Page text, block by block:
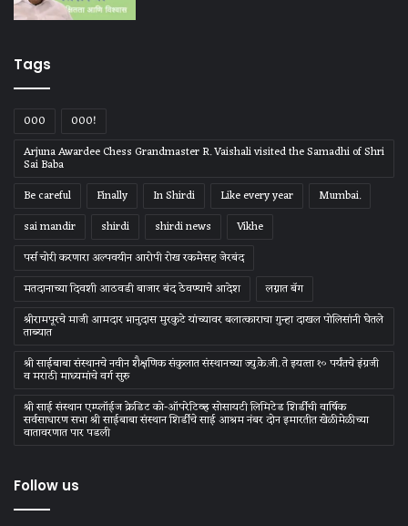
Tags
000
000!
Arjuna Awardee Chess Grandmaster R. Vaishali visited the Samadhi of Shri
Sai Baba
Be careful
Finally In Shirdi Like every year
Mumbai.
sai mandir
shirdi shirdi news
Vikhe
पर्स चोरी करणारा अल्पवयीन आरोपी रोख रकमेसह जेरबंद
मतदानाच्या दिवशी आठवडी बाजार बंद ठेवण्याचे आदेश
लग्नात बॅग
श्रीरामपूरचे माजी आमदार भानुदास मुरकुटे यांच्यावर बलात्काराचा गुन्हा दाखल पोलिसांनी घेतले
ताब्यात
श्री साईबाबा संस्‍थानचे नवीन शैक्षणिक संकुलात संस्‍थानच्‍या ज्‍यु.के.जी. ते इयत्‍ता १० पर्यंतचे इंग्रजी
व मराठी माध्‍यमांचे वर्ग सुरु
श्री साई संस्थान एम्प्लॉईज क्रेडिट को-ऑपरेटिव्ह सोसायटी लिमिटेड शिर्डीची वार्षिक
सर्वसाधारण सभा श्री साईबाबा संस्थान शिर्डीचे साई आश्रम नंबर दोन इमारतीत खेळीमेळीच्या
वातावरणात पार पडली
Follow us